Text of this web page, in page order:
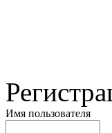
Имя пользователя